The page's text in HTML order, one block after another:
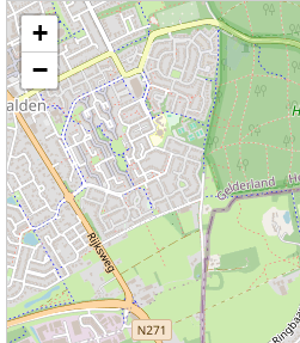
Kaart / Plattegrond Molenhoek centrum
+
−